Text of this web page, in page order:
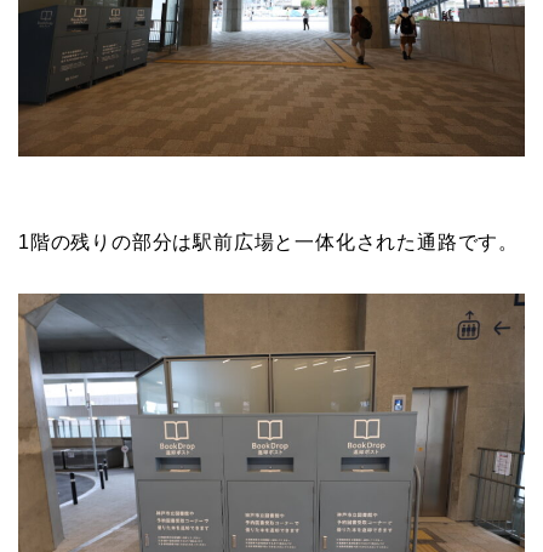
1階の残りの部分は駅前広場と一体化された通路です。